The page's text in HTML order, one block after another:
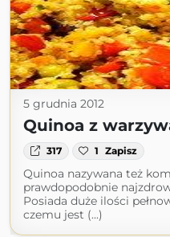
5 grudnia 2012
Quinoa z
317 1 Zapisz
Quinoa nazywana też
prawdopodobnie
Posiada duże ilości
czemu jest (...)